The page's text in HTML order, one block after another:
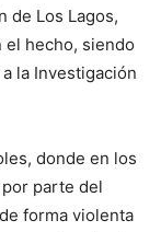
de Los Lagos,
hecho, siendo
la Investigación
donde en los
parte del
forma violenta